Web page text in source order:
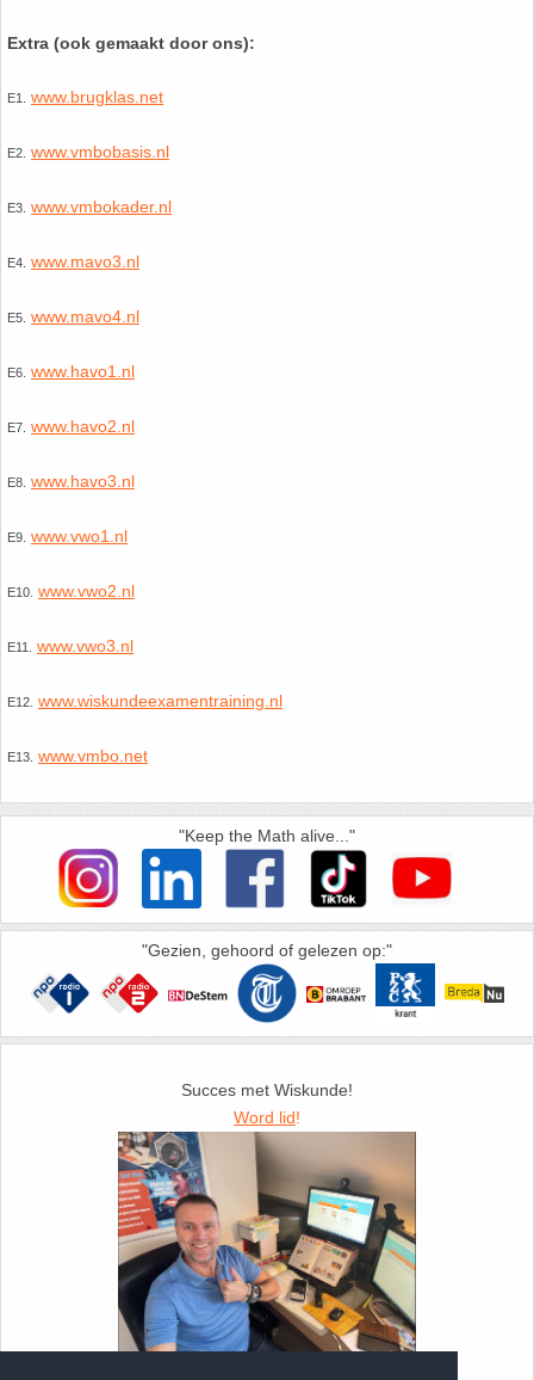
Extra (ook gemaakt door ons):
E1. www.brugklas.net
E2. www.vmbobasis.nl
E3. www.vmbokader.nl
E4. www.mavo3.nl
E5. www.mavo4.nl
E6. www.havo1.nl
E7. www.havo2.nl
E8. www.havo3.nl
E9. www.vwo1.nl
E10. www.vwo2.nl
E11. www.vwo3.nl
E12. www.wiskundeexamentraining.nl
E13. www.vmbo.net
"Keep the Math alive..."
"Gezien, gehoord of gelezen op:"
Succes met Wiskunde!
Word lid!